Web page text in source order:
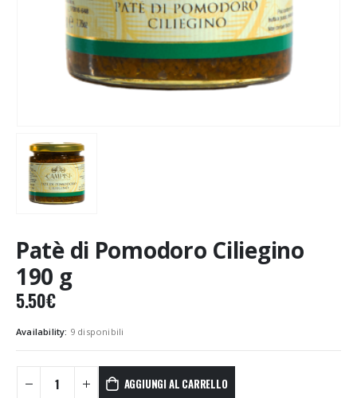
Patè di Pomodoro Ciliegino
190 g
5.50€
Availability: 9 disponibili
AGGIUNGI AL CARRELLO